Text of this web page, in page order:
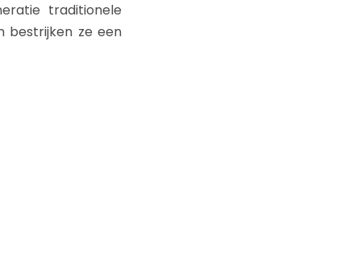
traditionele
bestrijken ze een